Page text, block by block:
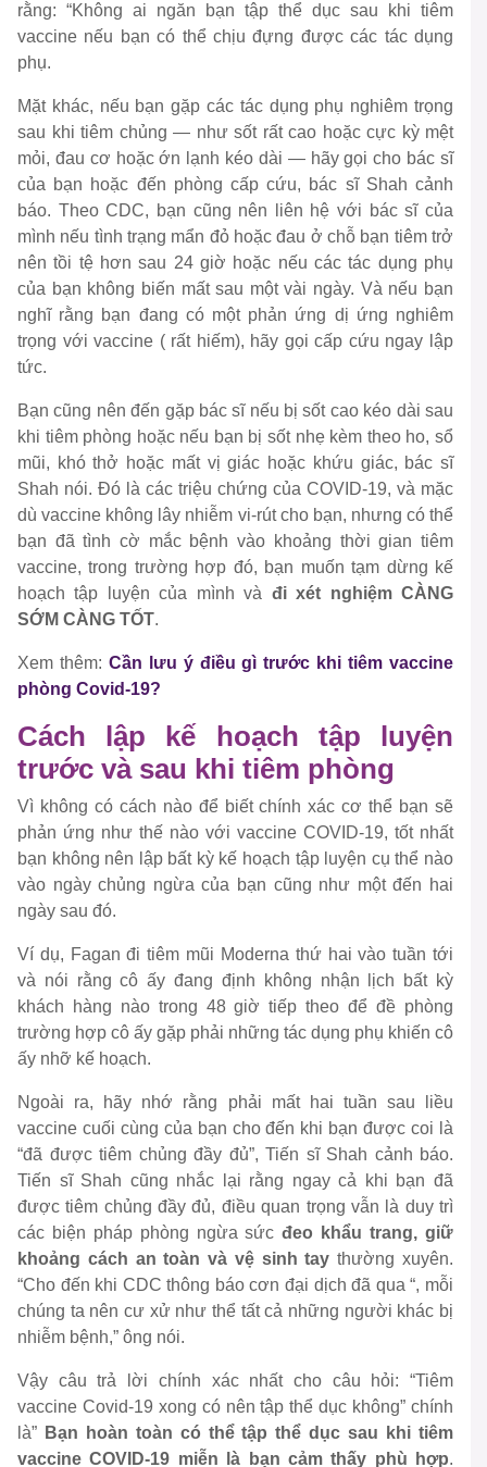
rằng: “Không ai ngăn bạn tập thể dục sau khi tiêm
vaccine nếu bạn có thể chịu đựng được các tác dụng
phụ.
Mặt khác, nếu bạn gặp các tác dụng phụ nghiêm trọng
sau khi tiêm chủng — như sốt rất cao hoặc cực kỳ mệt
mỏi, đau cơ hoặc ớn lạnh kéo dài — hãy gọi cho bác sĩ
của bạn hoặc đến phòng cấp cứu, bác sĩ Shah cảnh
báo. Theo CDC, bạn cũng nên liên hệ với bác sĩ của
mình nếu tình trạng mẩn đỏ hoặc đau ở chỗ bạn tiêm trở
nên tồi tệ hơn sau 24 giờ hoặc nếu các tác dụng phụ
của bạn không biến mất sau một vài ngày. Và nếu bạn
nghĩ rằng bạn đang có một phản ứng dị ứng nghiêm
trọng với vaccine ( rất hiếm), hãy gọi cấp cứu ngay lập
tức.
Bạn cũng nên đến gặp bác sĩ nếu bị sốt cao kéo dài sau
khi tiêm phòng hoặc nếu bạn bị sốt nhẹ kèm theo ho, sổ
mũi, khó thở hoặc mất vị giác hoặc khứu giác, bác sĩ
Shah nói. Đó là các triệu chứng của COVID-19, và mặc
dù vaccine không lây nhiễm vi-rút cho bạn, nhưng có thể
bạn đã tình cờ mắc bệnh vào khoảng thời gian tiêm
vaccine, trong trường hợp đó, bạn muốn tạm dừng kế
hoạch tập luyện của mình và đi xét nghiệm CÀNG
SỚM CÀNG TỐT.
Xem thêm: Cần lưu ý điều gì trước khi tiêm vaccine
phòng Covid-19?
Cách lập kế hoạch tập luyện
trước và sau khi tiêm phòng
Vì không có cách nào để biết chính xác cơ thể bạn sẽ
phản ứng như thế nào với vaccine COVID-19, tốt nhất
bạn không nên lập bất kỳ kế hoạch tập luyện cụ thể nào
vào ngày chủng ngừa của bạn cũng như một đến hai
ngày sau đó.
Ví dụ, Fagan đi tiêm mũi Moderna thứ hai vào tuần tới
và nói rằng cô ấy đang định không nhận lịch bất kỳ
khách hàng nào trong 48 giờ tiếp theo để đề phòng
trường hợp cô ấy gặp phải những tác dụng phụ khiến cô
ấy nhỡ kế hoạch.
Ngoài ra, hãy nhớ rằng phải mất hai tuần sau liều
vaccine cuối cùng của bạn cho đến khi bạn được coi là
“đã được tiêm chủng đầy đủ”, Tiến sĩ Shah cảnh báo.
Tiến sĩ Shah cũng nhắc lại rằng ngay cả khi bạn đã
được tiêm chủng đầy đủ, điều quan trọng vẫn là duy trì
các biện pháp phòng ngừa sứcđeo khẩu trang, giữ
khoảng cách an toàn và vệ sinh tay thường xuyên.
“Cho đến khi CDC thông báo cơn đại dịch đã qua “, mỗi
chúng ta nên cư xử như thể tất cả những người khác bị
nhiễm bệnh,” ông nói.
Vậy câu trả lời chính xác nhất cho câu hỏi: “Tiêm
vaccine Covid-19 xong có nên tập thể dục không” chính
là” Bạn hoàn toàn có thể tập thể dục sau khi tiêm
vaccine COVID-19 miễn là bạn cảm thấy phù hợp.